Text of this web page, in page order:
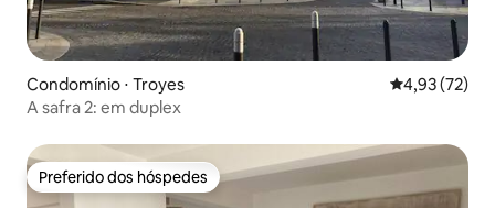
Condomínio ⋅ Troyes 4,93 de uma
4,93 (72)
A safra 2: em duplex
Preferido dos hóspedes
Preferido dos hóspedes